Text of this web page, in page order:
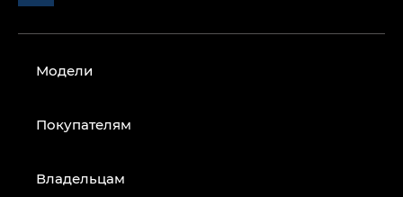
Модели
Покупателям
Владельцам